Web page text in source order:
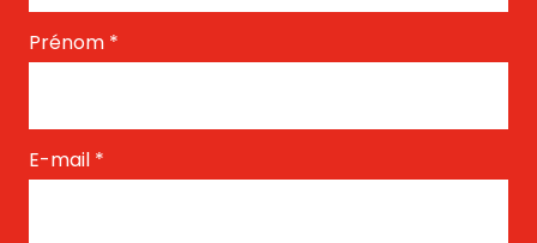
Prénom *
E-mail *